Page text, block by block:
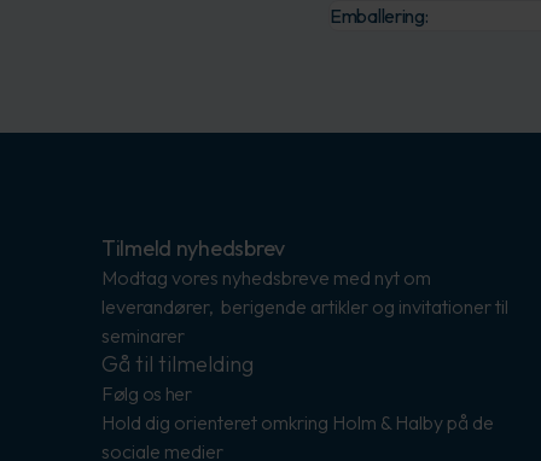
Emballering:
Tilmeld nyhedsbrev
Modtag vores nyhedsbreve med nyt om
leverandører, berigende artikler og invitationer til
seminarer
Gå til tilmelding
Følg os her
Hold dig orienteret omkring Holm & Halby på de
sociale medier